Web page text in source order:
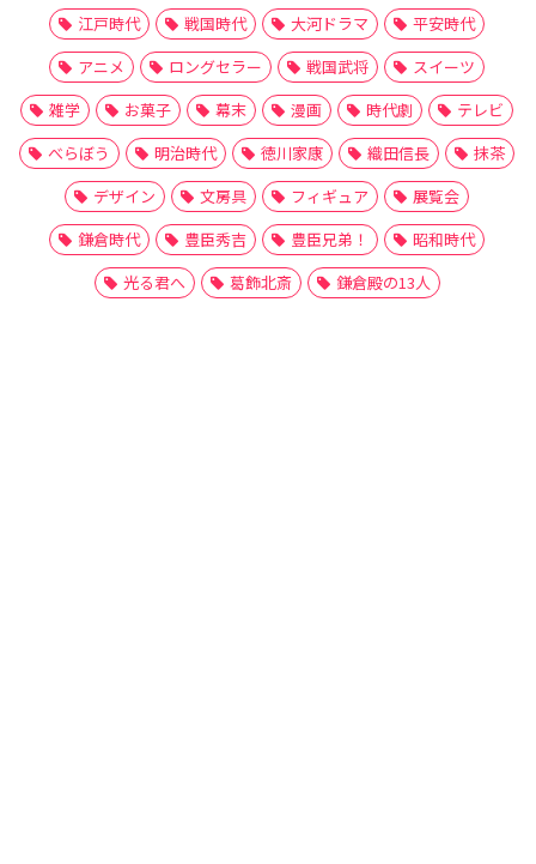
江戸時代 戦国時代 大河ドラマ
平安時代
アニメ
ロングセラー 戦国武将
スイーツ
雑学
お菓子 幕末 漫画 時代劇
テレビ
べらぼう
明治時代 徳川家康 織田信長
抹茶
デザイン
文房具 フィギュア
展覧会
鎌倉時代
豊臣秀吉 豊臣兄弟！
昭和時代
光る君へ
葛飾北斎 鎌倉殿の13人